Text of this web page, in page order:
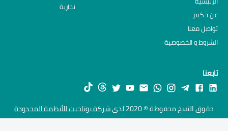
عن حكيم
تواصل معنا
الشروط و الخصوصية
تجارية
تابعنا
حقوق النسخ محفوظة © 2020 لدى شركة يوتاجيت للأنظمة المحدودة